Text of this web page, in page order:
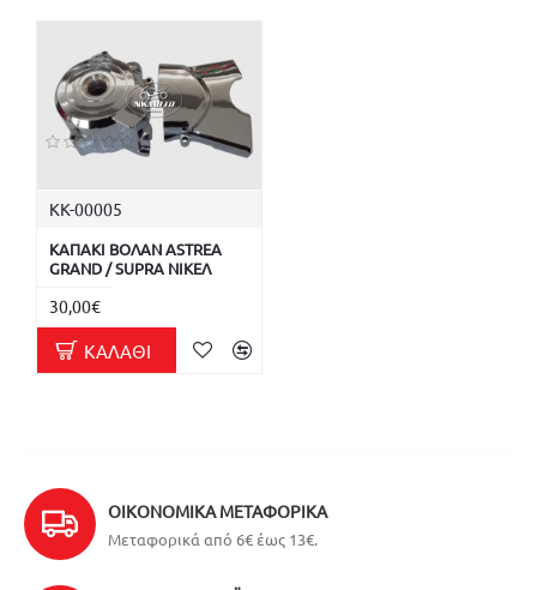
ΚΚ-00005
ΚΑΠΑΚΙ ΒΟΛΑΝ ASTREA
GRAND / SUPRA ΝΙΚΕΛ
30,00€
ΚΑΛΆΘΙ
ΟΙΚΟΝΟΜΙΚΆ ΜΕΤΑΦΟΡΙΚΆ
Μεταφορικά από 6€ έως 13€.